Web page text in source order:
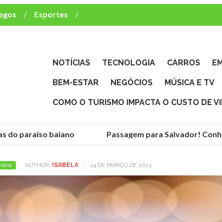
Esportes
e TV
NOTÍCIAS TECNOLOGIA CARROS
BEM-ESTAR NEGÓCIOS MÚSICA E TV
COMO O TURISMO IMPACTA O CUSTO DE
paraíso baiano Passagem para Salvador!
AUTHOR: ISABELA - 14 DE MARÇO DE 2013